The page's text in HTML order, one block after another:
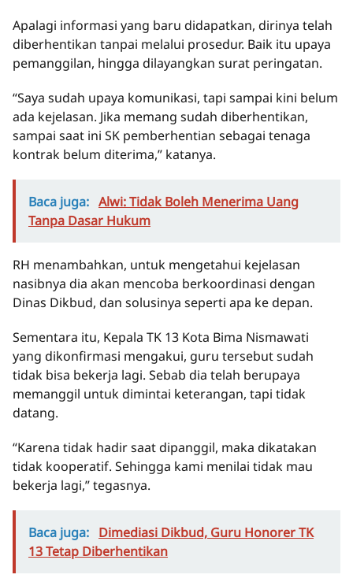
Apalagi informasi yang baru didapatkan, dirinya telah
diberhentikan tanpai melalui prosedur. Baik itu upaya
pemanggilan, hingga dilayangkan surat peringatan.
“Saya sudah upaya komunikasi, tapi sampai kini belum
ada kejelasan. Jika memang sudah diberhentikan,
sampai saat ini SK pemberhentian sebagai tenaga
kontrak belum diterima,” katanya.
Baca juga: Alwi: Tidak Boleh Menerima Uang
Tanpa Dasar Hukum
RH menambahkan, untuk mengetahui kejelasan
nasibnya dia akan mencoba berkoordinasi dengan
Dinas Dikbud, dan solusinya seperti apa ke depan.
Sementara itu, Kepala TK 13 Kota Bima Nismawati
yang dikonfirmasi mengakui, guru tersebut sudah
tidak bisa bekerja lagi. Sebab dia telah berupaya
memanggil untuk dimintai keterangan, tapi tidak
datang.
“Karena tidak hadir saat dipanggil, maka dikatakan
tidak kooperatif. Sehingga kami menilai tidak mau
bekerja lagi,” tegasnya.
Baca juga: Dimediasi Dikbud, Guru Honorer TK
13 Tetap Diberhentikan